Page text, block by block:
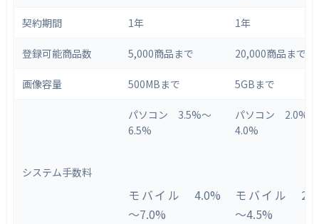
契約期間 1年 1年
登録可能商品数 5,000商品まで 20,000商品まで
画像容量 500MBまで 5GBまで
システム手数料
パソコン 3.5%～
6.5%
モバイル 4.0%
～7.0%
パソコン 2.0%～
4.0%
モバイル
～4.5%